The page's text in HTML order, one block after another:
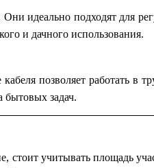
идеально подходят для
и дачного использования.
позволяет работать в
бытовых задач.
учитывать площадь